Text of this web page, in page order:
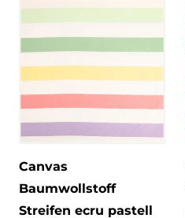
Canvas
Baumwollstoff
Streifen ecru pastell